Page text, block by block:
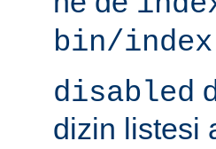
bin/
disabled
dizin listesi